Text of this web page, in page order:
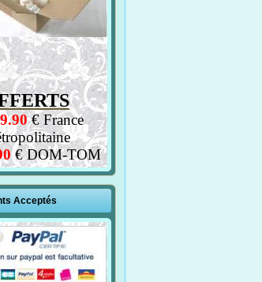
€ France
€ DOM-TOM
Acceptés